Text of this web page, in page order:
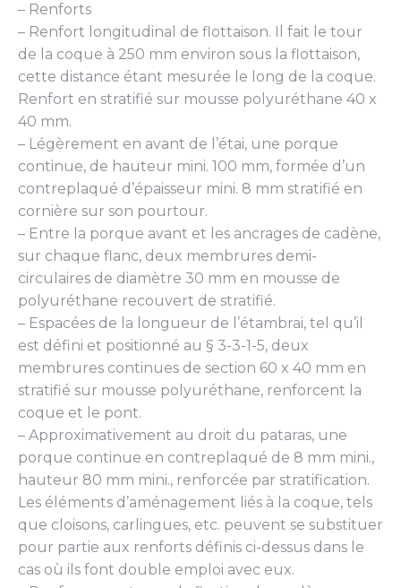
– Renforts
– Renfort longitudinal de flottaison. Il fait le tour
de la coque à 250 mm environ sous la flottaison,
cette distance étant mesurée le long de la coque.
Renfort en stratifié sur mousse polyuréthane 40 x
40 mm.
– Légèrement en avant de l’étai, une porque
continue, de hauteur mini. 100 mm, formée d’un
contreplaqué d’épaisseur mini. 8 mm stratifié en
cornière sur son pourtour.
– Entre la porque avant et les ancrages de cadène,
sur chaque flanc, deux membrures demi-
circulaires de diamètre 30 mm en mousse de
polyuréthane recouvert de stratifié.
– Espacées de la longueur de l’étambrai, tel qu’il
est défini et positionné au § 3-3-1-5, deux
membrures continues de section 60 x 40 mm en
stratifié sur mousse polyuréthane, renforcent la
coque et le pont.
– Approximativement au droit du pataras, une
porque continue en contreplaqué de 8 mm mini.,
hauteur 80 mm mini., renforcée par stratification.
Les éléments d’aménagement liés à la coque, tels
que cloisons, carlingues, etc. peuvent se substituer
pour partie aux renforts définis ci-dessus dans le
cas où ils font double emploi avec eux.